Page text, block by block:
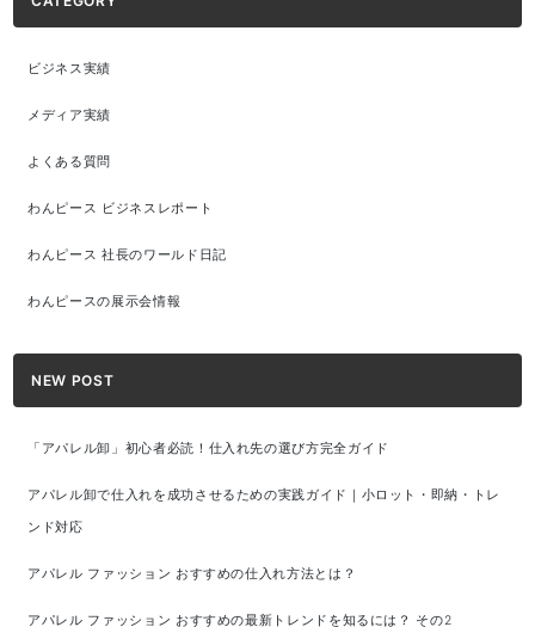
ビジネス実績
メディア実績
よくある質問
わんピース ビジネスレポート
わんピース 社長のワールド日記
わんピースの展示会情報
NEW POST
「アパレル卸」初心者必読！仕入れ先の選び方完全ガイド
アパレル卸で仕入れを成功させるための実践ガイド｜小ロット・即納・トレ
ンド対応
アパレル ファッション おすすめの仕入れ方法とは？
アパレル ファッション おすすめの最新トレンドを知るには？ その2